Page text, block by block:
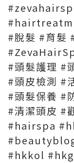
#脫髮 #育髮
#頭髮護理 #
#頭皮檢測 #
#頭髮保養 #
#清潔頭皮 #
#hairspa
#hkkol